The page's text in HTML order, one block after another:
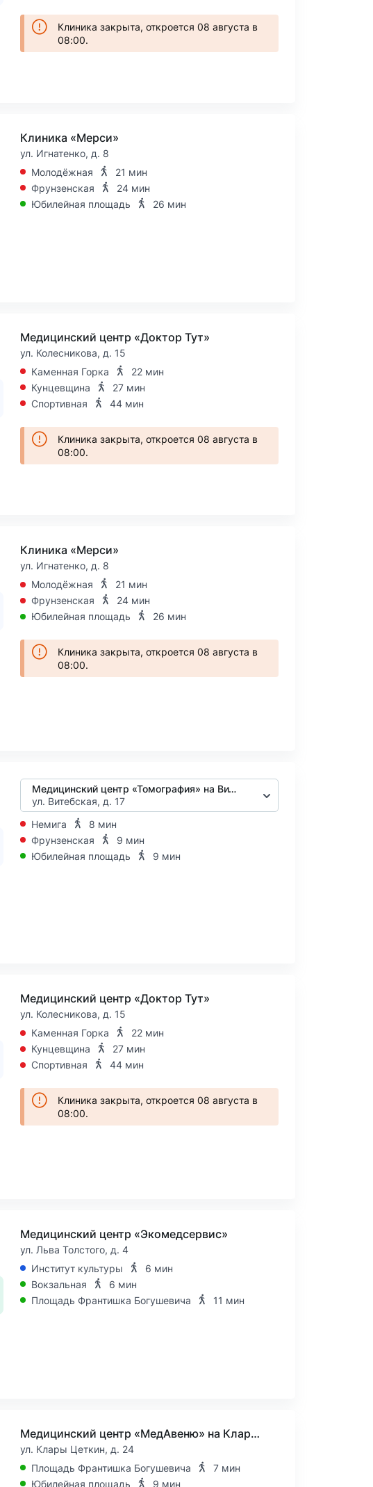
Клиника закрыта, откроется 08 августа в
08:00.
Клиника «Мерси»
ул. Игнатенко, д. 8
Молодёжная
21 мин
Фрунзенская
24 мин
Юбилейная площадь
26 мин
Медицинский центр «Доктор Тут»
ул. Колесникова, д. 15
Каменная Горка
22 мин
Кунцевщина
27 мин
Спортивная
44 мин
Клиника закрыта, откроется 08 августа в
08:00.
Клиника «Мерси»
ул. Игнатенко, д. 8
Молодёжная
21 мин
Фрунзенская
24 мин
Юбилейная площадь
26 мин
Клиника закрыта, откроется 08 августа в
08:00.
Медицинский центр «Томография» на Витебской
ул. Витебская, д. 17
Немига
8 мин
Фрунзенская
9 мин
Юбилейная площадь
9 мин
Медицинский центр «Доктор Тут»
ул. Колесникова, д. 15
Каменная Горка
22 мин
Кунцевщина
27 мин
Спортивная
44 мин
Клиника закрыта, откроется 08 августа в
08:00.
Медицинский центр «Экомедсервис»
ул. Льва Толстого, д. 4
Институт культуры
6 мин
Вокзальная
6 мин
Площадь Франтишка Богушевича
11 мин
Медицинский центр «МедАвеню» на Клары Цеткин
ул. Клары Цеткин, д. 24
Площадь Франтишка Богушевича
7 мин
Юбилейная площадь
9 мин